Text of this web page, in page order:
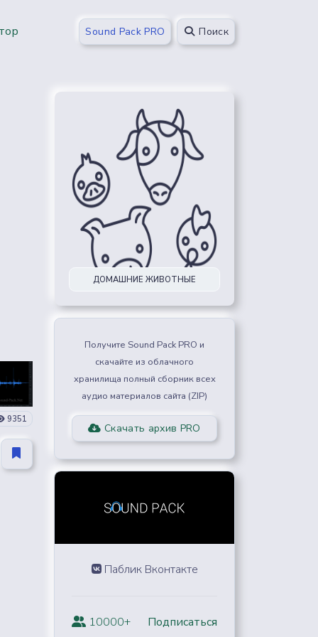
Sound Pack PRO Поиск
9351
ДОМАШНИЕ ЖИВОТНЫЕ
Получите Sound Pack PRO и
скачайте из облачного
хранилища полный сборник всех
аудио материалов сайта (ZIP)
Скачать архив PRO
Паблик Вконтакте
10000+ Подписаться